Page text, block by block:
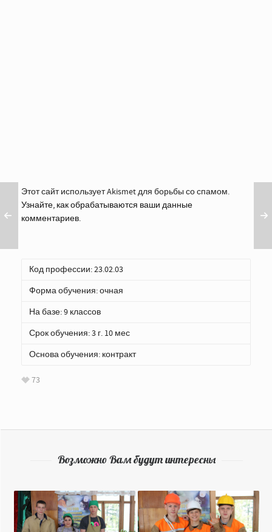
Этот сайт использует Akismet для борьбы со спамом.
Узнайте, как обрабатываются ваши данные
комментариев.
Код профессии: 23.02.03
Форма обучения: очная
На базе: 9 классов
Срок обучения: 3 г. 10 мес
Основа обучения: контракт
73
Возможно Вам будут интересны
Мастер
Монтаж, наладка и